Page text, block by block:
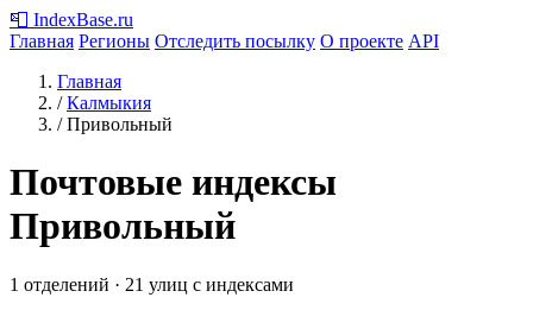
📮 IndexBase.ru
Главная Регионы Отследить посылку О проекте API
Главная
/ Калмыкия
/ Привольный
Почтовые индексы
Привольный
1 отделений · 21 улиц с индексами